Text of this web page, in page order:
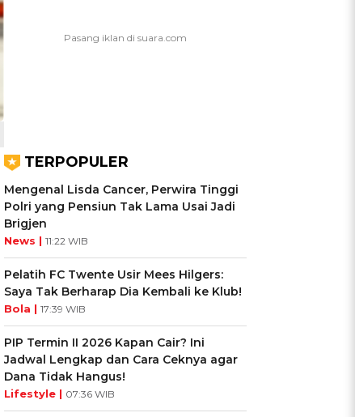
TERPOPULER
Mengenal Lisda Cancer, Perwira Tinggi
Polri yang Pensiun Tak Lama Usai Jadi
Brigjen
News | 11:22 WIB
Pelatih FC Twente Usir Mees Hilgers:
Saya Tak Berharap Dia Kembali ke Klub!
Bola | 17:39 WIB
PIP Termin II 2026 Kapan Cair? Ini
Jadwal Lengkap dan Cara Ceknya agar
Dana Tidak Hangus!
Lifestyle | 07:36 WIB